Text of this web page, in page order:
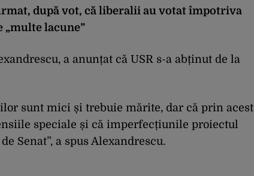
după vot, că liberalii au votat împotriva
„multe lacune”
a anunțat că USR s-a abținut de la
sunt mici și trebuie mărite, dar că prin acest
speciale și că imperfecțiunile proiectul
Senat”, a spus Alexandrescu.